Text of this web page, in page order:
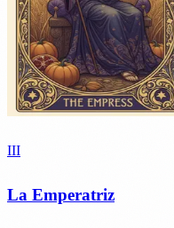
III
La Emperatriz